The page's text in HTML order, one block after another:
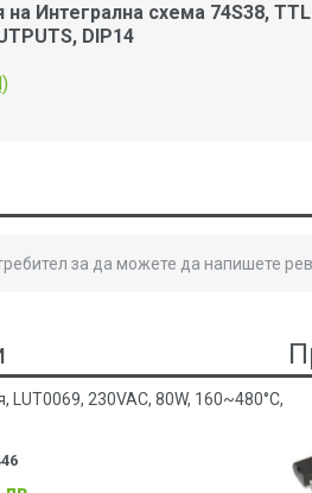
Интегрална схема 74S38, TTL
DIP14
за да можете да напишете
230VAC, 80W, 160~480°C,